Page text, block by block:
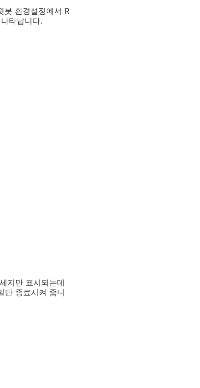
봇 환경설정에서 R
타납니다.
지만 표시되는데
단 종료시켜 줍니